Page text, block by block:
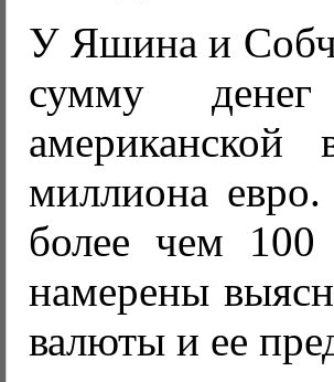
У Яшина и
сумму
миллиона
более чем 100
намерены
валюты и ее